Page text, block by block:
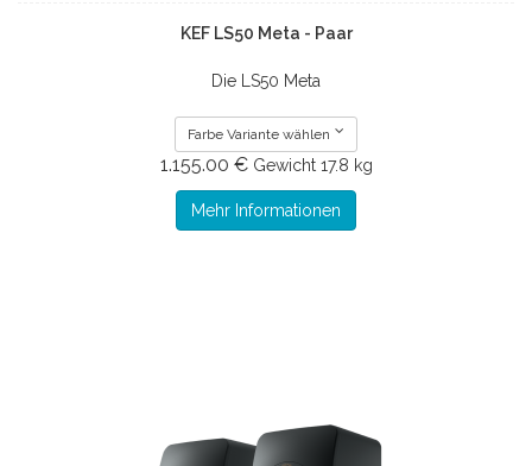
KEF LS50 Meta - Paar
Die LS50 Meta
Farbe Variante wählen
1.155.00 € Gewicht 17.8 kg
Mehr Informationen